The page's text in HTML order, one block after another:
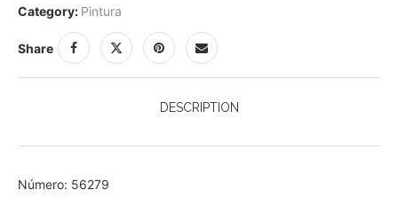
Category: Pintura
Share
DESCRIPTION
Número: 56279